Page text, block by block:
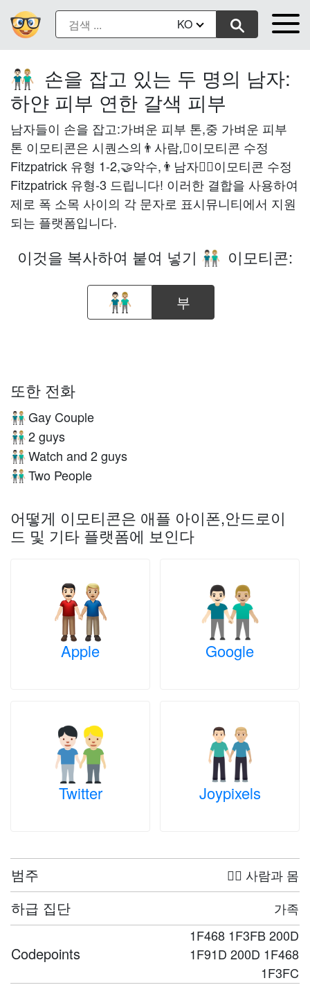
KO
👨🏻‍🤝‍👨🏼 손을 잡고 있는 두 명의 남자:
하얀 피부 연한 갈색 피부
남자들이 손을 잡고:가벼운 피부 톤,중 가벼운 피부
톤 이모티콘은 시퀀스의👨사람,🏻이모티콘 수정
Fitzpatrick 유형 1-2,🤝악수,👨남자와🏼이모티콘 수정
Fitzpatrick 유형-3 드립니다! 이러한 결합을 사용하여
제로 폭 소목 사이의 각 문자로 표시뮤니티에서 지원
되는 플랫폼입니다.
이것을 복사하여 붙여 넣기 👨🏻‍🤝‍👨🏼 이모티콘:
부
또한 전화
👨🏻‍🤝‍👨🏼Gay Couple
👨🏻‍🤝‍👨🏼2 guys
👨🏻‍🤝‍👨🏼Watch and 2 guys
👨🏻‍🤝‍👨🏼Two People
어떻게 이모티콘은 애플 아이폰,안드로이
드 및 기타 플랫폼에 보인다
Apple Google
Twitter Joypixels
범주 🤦‍♀️ 사람과 몸
하급 집단 가족
Codepoints
1F468 1F3FB 200D
1F91D 200D 1F468
1F3FC